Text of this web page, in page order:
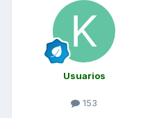
Usuarios
153